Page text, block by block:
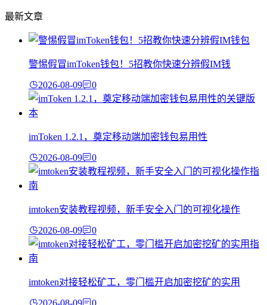
最新文章
警惕假冒imToken钱包！5招教你快速分辨假IM钱
2026-08-09 0
imToken 1.2.1，奠定移动端加密钱包易用性
2026-08-09 0
imtoken安装教程视频，新手安全入门的可视化操作
2026-08-09 0
imtoken对接轻松矿工，零门槛开启加密挖矿的实用